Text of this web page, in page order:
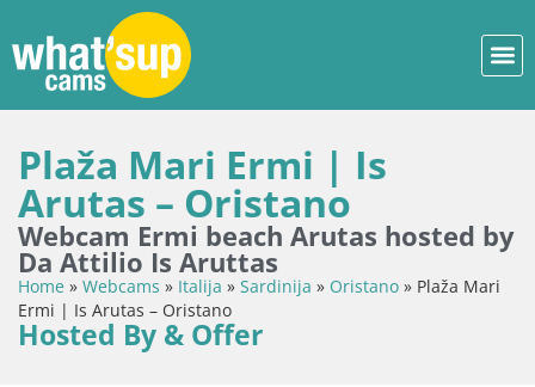
Plaža Mari Ermi | Is
Arutas – Oristano
Webcam Ermi beach Arutas hosted by
Da Attilio Is Aruttas
Home » Webcams » Italija » Sardinija » Oristano » Plaža Mari
Ermi | Is Arutas – Oristano
Hosted By & Offer